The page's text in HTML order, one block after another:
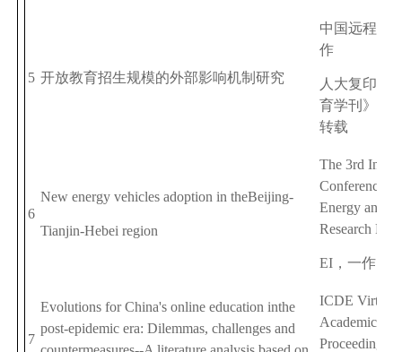
5 开放教育招生规模的外部影响机制研究
中国远程教
作
人大复印报
育学刊》
转载
6
New energy vehicles adoption in theBeijing-
Tianjin-Hebei region
The 3rd
Conferences
Energy and
Research
EI ，一作
7
Evolutions for China's online education inthe
post-epidemic era: Dilemmas, challenges and
ICDE Virtual
Academic
Proceedings